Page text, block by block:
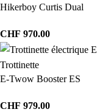
Hikerboy Curtis Dual
CHF 970.00
Trottinette
E-Twow Booster ES
CHF 979.00